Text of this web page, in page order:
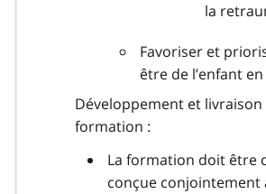
la
Favoriser et
être de l’enfant
Développement et livraison
formation :
La formation doit être
conçue conjointement